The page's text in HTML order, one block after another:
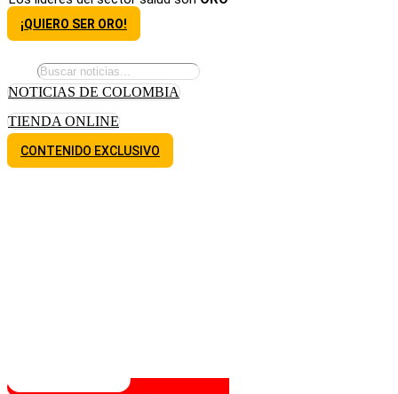
¡QUIERO SER ORO!
NOTICIAS DE COLOMBIA
TIENDA ONLINE
CONTENIDO EXCLUSIVO